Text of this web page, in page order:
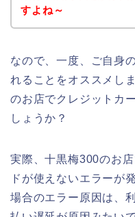
すよね～
なので、一度、ご自身
れることをオススメし
のお店でクレジットカ
しょうか？
実際、十黒梅300のお
ドが使えないエラーが
場合のエラー原因は、